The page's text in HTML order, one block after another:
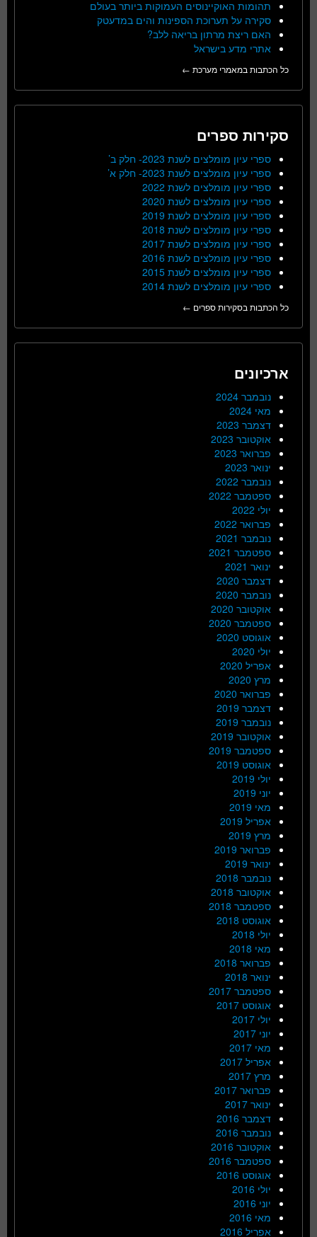
תהומות האוקיינוסים העמוקות ביותר בעולם
סקירה על תערוכת הספינות והים במדעטק
האם ריצת מרתון בריאה ללב?
אתרי מדע בישראל
כל הכתבות במאמרי מערכת ←
סקירות ספרים
ספרי עיון מומלצים לשנת 2023- חלק ב’
ספרי עיון מומלצים לשנת 2023- חלק א’
ספרי עיון מומלצים לשנת 2022
ספרי עיון מומלצים לשנת 2020
ספרי עיון מומלצים לשנת 2019
ספרי עיון מומלצים לשנת 2018
ספרי עיון מומלצים לשנת 2017
ספרי עיון מומלצים לשנת 2016
ספרי עיון מומלצים לשנת 2015
ספרי עיון מומלצים לשנת 2014
כל הכתבות בסקירות ספרים ←
ארכיונים
נובמבר 2024
מאי 2024
דצמבר 2023
אוקטובר 2023
פברואר 2023
ינואר 2023
נובמבר 2022
ספטמבר 2022
יולי 2022
פברואר 2022
נובמבר 2021
ספטמבר 2021
ינואר 2021
דצמבר 2020
נובמבר 2020
אוקטובר 2020
ספטמבר 2020
אוגוסט 2020
יולי 2020
אפריל 2020
מרץ 2020
פברואר 2020
דצמבר 2019
נובמבר 2019
אוקטובר 2019
ספטמבר 2019
אוגוסט 2019
יולי 2019
יוני 2019
מאי 2019
אפריל 2019
מרץ 2019
פברואר 2019
ינואר 2019
נובמבר 2018
אוקטובר 2018
ספטמבר 2018
אוגוסט 2018
יולי 2018
מאי 2018
פברואר 2018
ינואר 2018
ספטמבר 2017
אוגוסט 2017
יולי 2017
יוני 2017
מאי 2017
אפריל 2017
מרץ 2017
פברואר 2017
ינואר 2017
דצמבר 2016
נובמבר 2016
אוקטובר 2016
ספטמבר 2016
אוגוסט 2016
יולי 2016
יוני 2016
מאי 2016
אפריל 2016